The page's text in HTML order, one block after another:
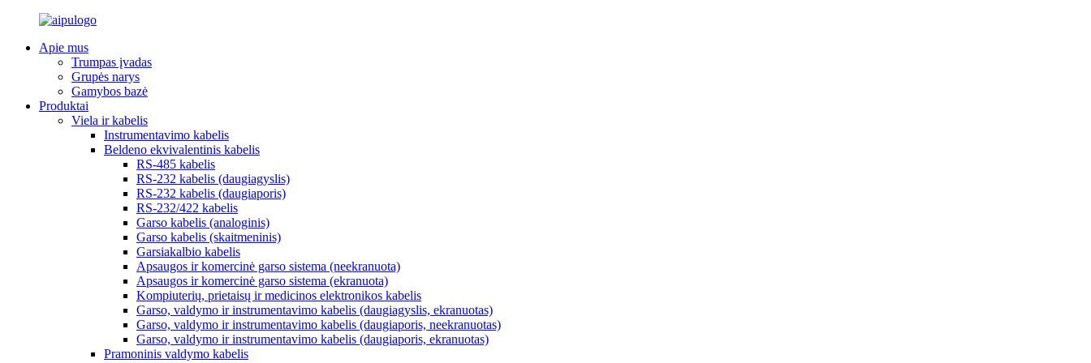
Apie mus
Trumpas įvadas
Grupės narys
Gamybos bazė
Produktai
Viela ir kabelis
Instrumentavimo kabelis
Beldeno ekvivalentinis kabelis
RS-485 kabelis
RS-232 kabelis (daugiagyslis)
RS-232 kabelis (daugiaporis)
RS-232/422 kabelis
Garso kabelis (analoginis)
Garso kabelis (skaitmeninis)
Garsiakalbio kabelis
Apsaugos ir komercinė garso sistema (neekranuota)
Apsaugos ir komercinė garso sistema (ekranuota)
Kompiuterių, prietaisų ir medicinos elektronikos kabelis
Garso, valdymo ir instrumentavimo kabelis (daugiagyslis, ekranuotas)
Garso, valdymo ir instrumentavimo kabelis (daugiaporis, neekranuotas)
Garso, valdymo ir instrumentavimo kabelis (daugiaporis, ekranuotas)
Pramoninis valdymo kabelis